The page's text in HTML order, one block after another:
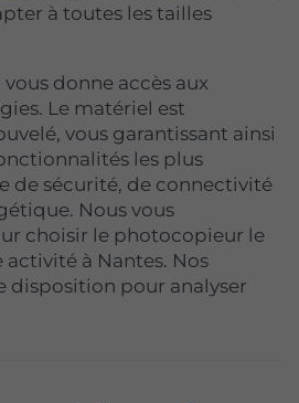
à toutes les tailles
donne accès aux
Le matériel est
vous garantissant ainsi
les plus
de sécurité, de connectivité
Nous vous
choisir le photocopieur le
à Nantes. Nos
disposition pour analyser